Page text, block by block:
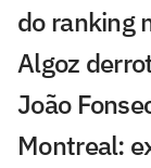
do ranking
Algoz
João
Montreal: